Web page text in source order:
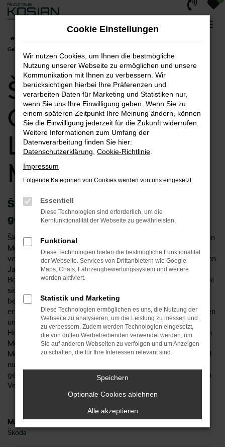
Zum
springen
Gebrauchtwagen | Lieferservice nach Menden
Škoda Kodiaq
Gebrauchtwagen |
Lieferservice nach
Menden
Škoda Kodiaq Gebrauchtwagen – wie
geschaffen für Menden
Škoda Kodiaq Gebrauchtwagen sind aus dem Straßenbild von
Menden nicht wegzudenken. Wir vom Autohaus Kosian
verkaufen Ihnen das entsprechende Modell aus verschiedenen
Jahrgängen und beraten Sie gern hinsichtlich der
Besonderheiten und Möglichkeiten. Unabhängig davon, ob Sie
sich für einen „jungen Gebrauchten“ oder ein etwas
betagteres Modell entscheiden: Sie profitieren stets von der
erstklassigen Qualität unserer Škoda Kodiaq Gebrauchtwagen
und dürfen sich auf viele Jahre Mobilität in Menden freuen.
Hinzu kommt, dass wir jedes Fahrzeug vor dem Verkauf nach
Menden einer genauen Prüfung unterziehen. Unser
Meisterwerkstatt führt zu diesem Zweck eine Checkliste und
nur, wenn sämtliche Punkte zufriedenstellend abgehakt sind,
gelangt ein Škoda Kodiaq Gebrauchtwagen überhaupt in den
Verkauf.
Marken
Škoda
Cookie Einstellungen
Wir nutzen Cookies, um Ihnen die bestmögliche
Nutzung unserer Webseite zu ermöglichen und unsere
Kommunikation mit Ihnen zu verbessern. Wir
berücksichtigen hierbei Ihre Präferenzen und
verarbeiten Daten für Marketing und Statistiken nur,
wenn Sie uns Ihre Einwilligung geben. Wenn Sie zu
einem späteren Zeitpunkt Ihre Meinung ändern, können
Sie die Einwilligung jederzeit für die Zukunft widerrufen.
Weitere Informationen zum Umfang der
Datenverarbeitung finden Sie hier:
Datenschutzerklärung Cookie-Richtlinie
Impressum
Folgende Kategorien von Cookies werden von uns eingesetzt:
Essentiell
Diese Technologien sind erforderlich, um die
Kernfunktionalität der Webseite zu gewährleisten.
Funktional
Diese Technologien bieten die bestmögliche Funktionalität
der Webseite. Services von Drittanbietern wie Google
Maps, Chats, Fahrzeugbewertungssystem und weitere
werden aktiviert.
Statistik und Marketing
Diese Technologien ermöglichen es uns, die Nutzung der
Webseite zu analysieren, um die Leistung zu messen und
zu verbessern. Zudem werden Technologien eingesetzt,
die von dritten Werbetreibenden verwendet werden, um
Sie auf anderen Webseiten zu verfolgen und um Anzeigen
zu schalten, die für Ihre Interessen relevant sind.
Speichern
Optionale Cookies ablehnen
Alle akzeptieren